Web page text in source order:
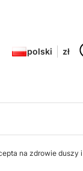
polski zł
na zdrowie duszy i